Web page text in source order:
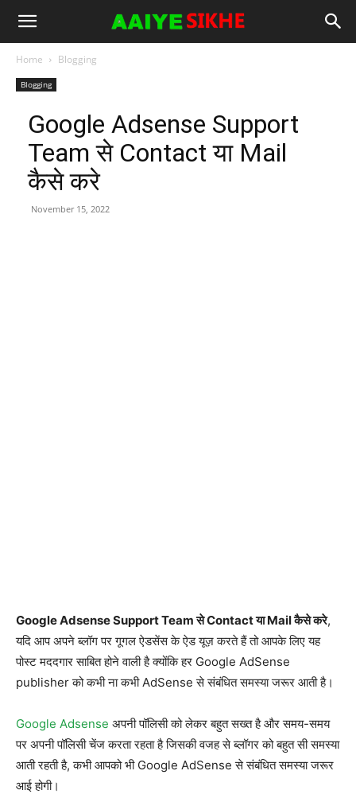
Home Blogging
Blogging
Google Adsense Support
Team से Contact या Mail
कैसे करे
November 15, 2022
Google Adsense Support Team से Contact या Mail कैसे करे,
यदि आप अपने ब्लॉग पर गूगल ऐडसेंस के ऐड यूज़ करते हैं तो आपके लिए यह
पोस्ट मददगार साबित होने वाली है क्योंकि हर Google AdSense
publisher को कभी ना कभी AdSense से संबंधित समस्या जरूर आती है।
Google Adsense अपनी पॉलिसी को लेकर बहुत सख्त है और समय-समय
पर अपनी पॉलिसी चेंज करता रहता है जिसकी वजह से ब्लॉगर को बहुत सी समस्या
आती रहती है, कभी आपको भी Google AdSense से संबंधित समस्या जरूर
आई होगी।